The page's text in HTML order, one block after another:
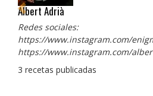
Albert Adrià
Redes sociales:
https://www.instagram.com/
https://www.instagram.com/
3 recetas publicadas